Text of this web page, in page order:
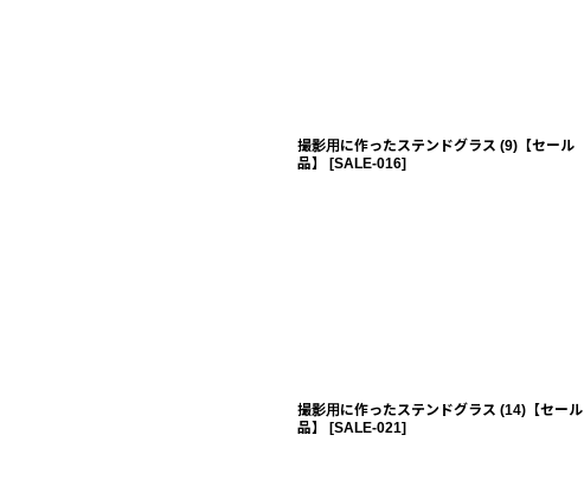
撮影用に作ったステンドグラス (9)【セール
品】
[SALE-016]
撮影用に作ったステンドグラス (14)【セール
品】
[SALE-021]